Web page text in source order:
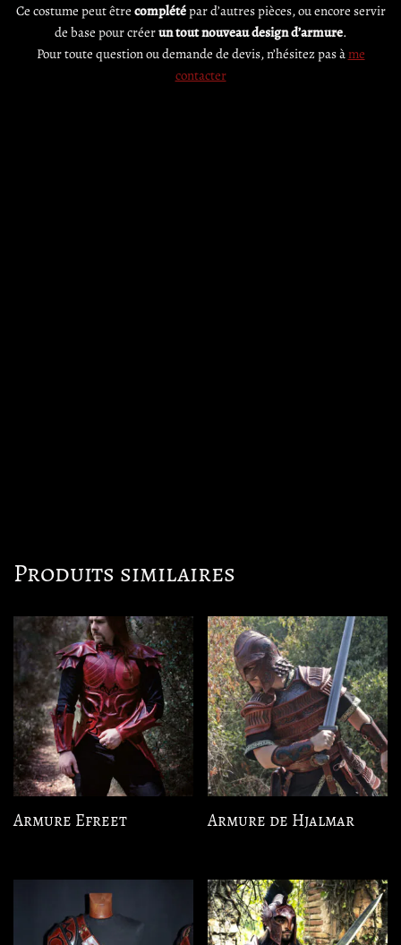
Ce costume peut être complétépar d’autres pièces, ou encore servir
de base pour créerun tout nouveau design d’armure.
Pour toute question ou demande de devis, n’hésitez pas àme
contacter
Produits similaires
Armure Efreet Armure de Hjalmar